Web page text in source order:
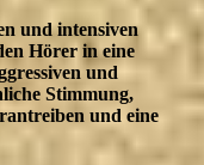
und intensiven
Hörer in eine
und
Stimmung,
und eine